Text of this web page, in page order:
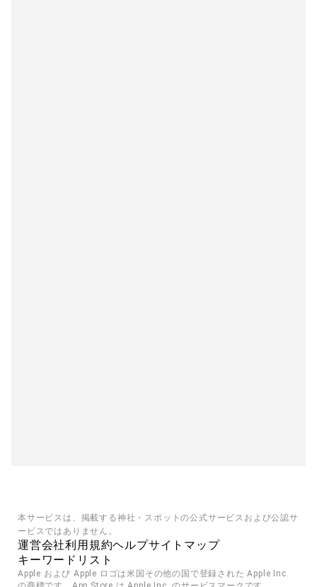
本サービスは、掲載する神社・スポットの公式サービスおよび公認サ
ービスではありません。
運営会社利用規約ヘルプサイトマップ
キーワードリスト
Apple および Apple ロゴは米国その他の国で登録された Apple Inc.